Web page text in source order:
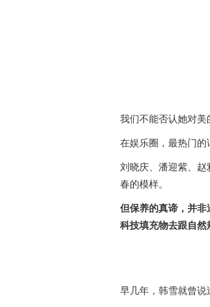
我们不能否认她对美
在娱乐圈，最热门的
刘晓庆、潘迎紫、
春的模样。
但保养的真谛，并
科技填充物去跟自然
早几年，韩雪就曾说